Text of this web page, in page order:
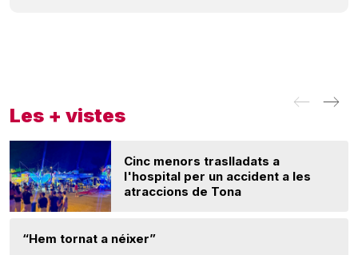
Les + vistes
Cinc menors traslladats a
l'hospital per un accident a les
atraccions de Tona
“Hem tornat a néixer”